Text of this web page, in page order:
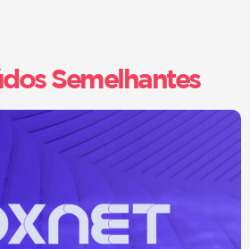
Semelhantes